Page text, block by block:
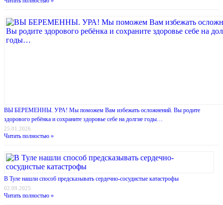
ВЫ БЕРЕМЕННЫ. УРА! Мы поможем Вам избежать осложнений. Вы родите
здорового ребёнка и сохраните здоровье себе на долгие годы…
25.01.2026
Читать полностью »
В Туле нашли способ предсказывать сердечно-сосудистые катастрофы
02.09.2025
Читать полностью »